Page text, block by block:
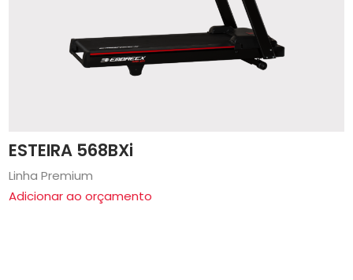
ESTEIRA 568BXi
Linha Premium
Adicionar ao orçamento